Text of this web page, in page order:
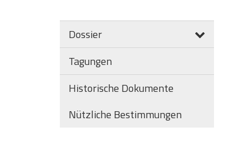
Dossier
Tagungen
Historische Dokumente
Nützliche Bestimmungen